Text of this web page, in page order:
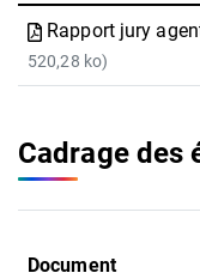
Rapport jury
520,28 ko)
Cadrage des
Document